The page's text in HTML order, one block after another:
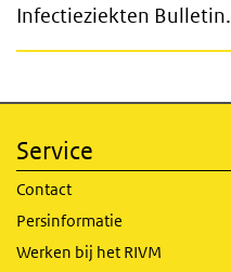
Infectieziekten Bulletin.
Service
Contact
Persinformatie
Werken bij het RIVM